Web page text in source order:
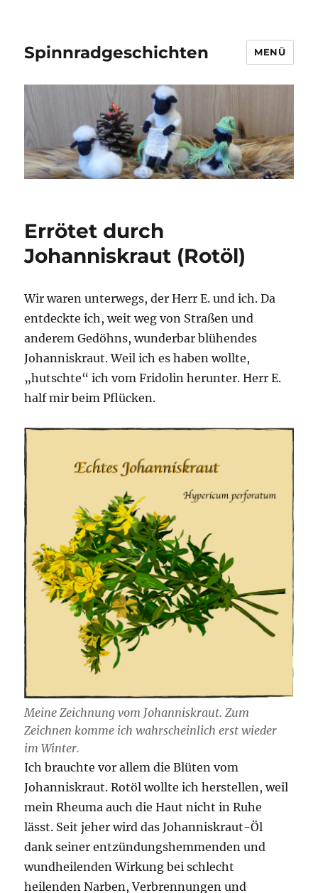
Spinnradgeschichten MENÜ
Errötet durch
Johanniskraut (Rotöl)
Wir waren unterwegs, der Herr E. und ich. Da
entdeckte ich, weit weg von Straßen und
anderem Gedöhns, wunderbar blühendes
Johanniskraut. Weil ich es haben wollte,
„hutschte“ ich vom Fridolin herunter. Herr E.
half mir beim Pflücken.
Meine Zeichnung vom Johanniskraut. Zum
Zeichnen komme ich wahrscheinlich erst wieder
im Winter.
Ich brauchte vor allem die Blüten vom
Johanniskraut. Rotöl wollte ich herstellen, weil
mein Rheuma auch die Haut nicht in Ruhe
lässt. Seit jeher wird das Johanniskraut-Öl
dank seiner entzündungshemmenden und
wundheilenden Wirkung bei schlecht
heilenden Narben, Verbrennungen und